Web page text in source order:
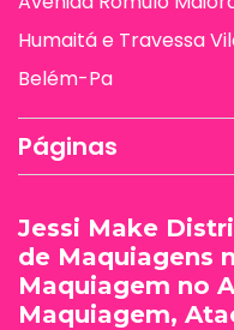
Humaitá e Travessa
Belém-Pa
Páginas
Jessi Make
de Maquiagens
Maquiagem no
Maquiagem,